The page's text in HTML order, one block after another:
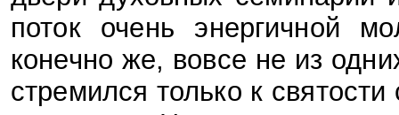
поток очень энергичной
конечно же, вовсе не из
стремился только к